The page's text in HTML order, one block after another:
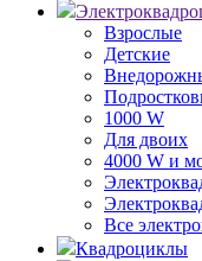
Взрослые
Детские
1000 W
Для двоих
4000 W и
Все
Квадроциклы